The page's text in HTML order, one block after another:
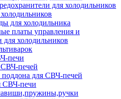
для холодильников
для холодильника
платы управления и
холодильников
печи
печей
поддона для СВЧ-печей
СВЧ-печи